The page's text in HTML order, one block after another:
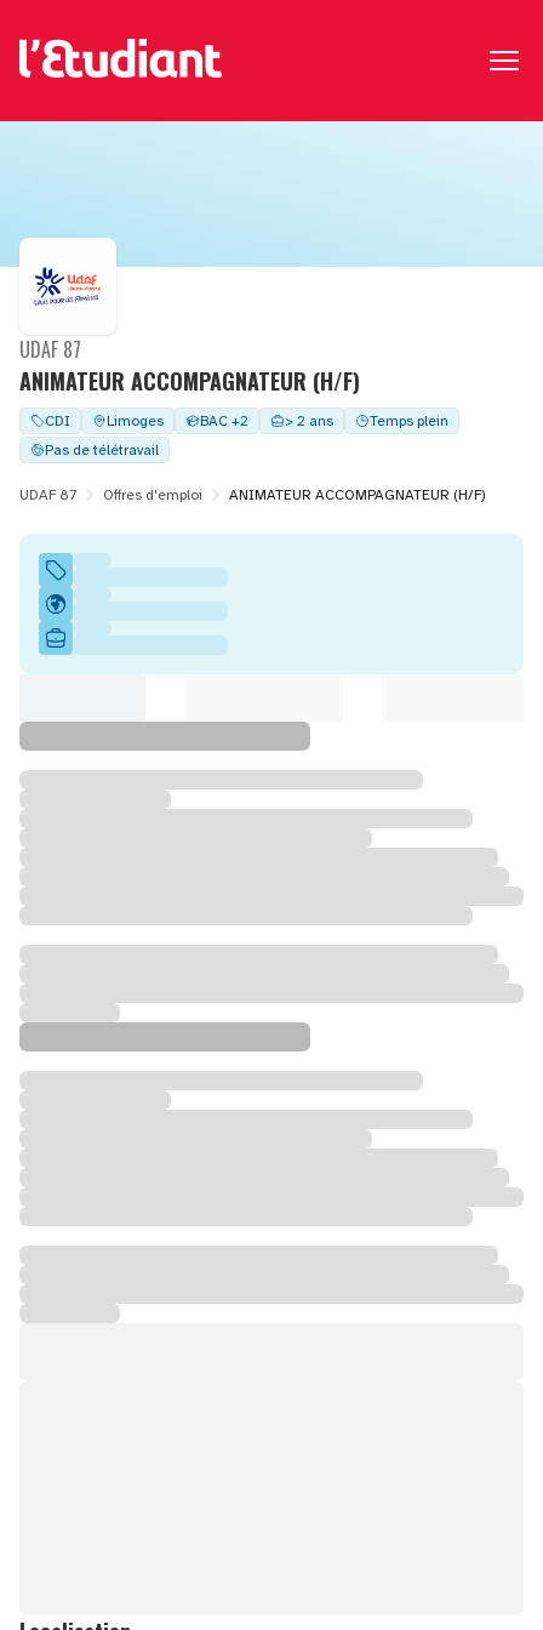
ANIMATEUR ACCOMPAGNATEUR (H/F)
UDAF 87
CDI Limoges BAC +2 > 2 ans
Temps plein
Pas de télétravail
UDAF 87 Offres d'emploi ANIMATEUR ACCOMPAGNATEUR (H/F)